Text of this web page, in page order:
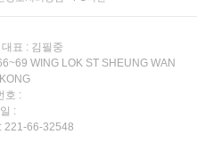
표 : 김필중
WING LOK ST SHEUNG WAN
호 :
:
221-66-32548